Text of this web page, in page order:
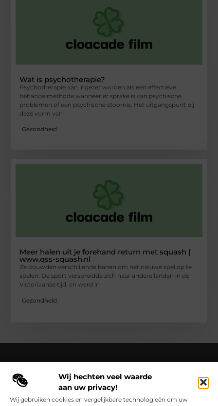
Wij hechten veel waarde
aan uw privacy!
Wij gebruiken cookies en vergelijkbare technologieën om uw
Wat is psychotherapie?
Psychotherapie kan ingezet worden als een effectieve
behandelmethode wanneer er sprake is van psychische
problemen of een psychische stoornis. Het uitgangspunt bij
deze vorm van
Gezondheid
Meer halen uit je forehand return met squash |
www.qss-squash.nl
Ze bouwden verschillende banen om het nieuwe spel op te
spelen. De sport verspreidde zich naar andere landen in de
Victoriaanse tijd, en werd in
Gezondheid
Over Cloaca de Film
Cloacadefilm.nl – Een wereld van inspiratie, vastgelegd in
woorden en beelden.
Verken onze blogs en artikelen die het